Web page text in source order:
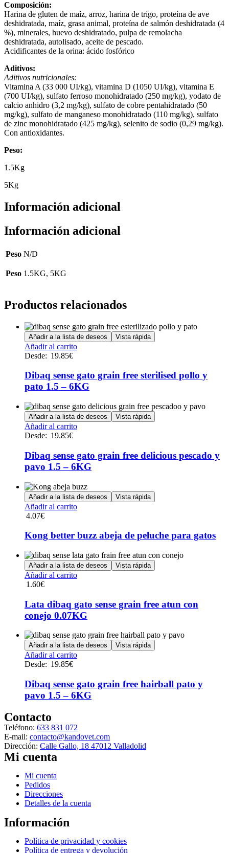
Composición:
Harina de gluten de maíz, arroz, harina de trigo, proteína de ave
deshidratada, maíz, grasa animal, proteína de salmón deshidratada (4
%), minerales, huevo deshidratado, pulpa de remolacha
deshidratada, autolisado, aceite de pescado.
Acidificantes de la orina: ácido fosfórico
Aditivos:
Aditivos nutricionales:
Vitamina A (33 000 UI/kg), vitamina D (1050 UI/kg), vitamina E
(700 UI/kg), sulfato ferroso monohidratado (250 mg/kg), yodato de
calcio anhidro (3,2 mg/kg), sulfato de cobre pentahidratado (50
mg/kg), sulfato de manganeso monohidratado (110 mg/kg), sulfato
de zinc monohidratado (425 mg/kg), selenito de sodio (0,29 mg/kg).
Con antioxidantes.
Peso:
1.5Kg
5Kg
Información adicional
Información adicional
Peso N/D
Peso 1.5KG, 5KG
Productos relacionados
Añadir a la lista de deseos Vista rápida
Añadir al carritoEste
múltiples
variantes.
Las
se
pueden
elegir
página
de
Desde: 19.85€
Dibaq sense gato grain free sterilised pollo y
pato 1.5 – 6KG
Añadir a la lista de deseos Vista rápida
Añadir al carritoEste
múltiples
variantes.
Las
se
pueden
elegir
página
producto
Desde: 19.85€
Dibaq sense gato grain free delicious pescado y
pavo 1.5 – 6KG
Añadir a la lista de deseos Vista rápida
Añadir al carrito
4.07€
Kong better buzz abeja de peluche para gatos
Añadir a la lista de deseos Vista rápida
Añadir al carrito
1.60€
Lata dibaq gato sense grain free atun con
conejo 0.07KG
Añadir a la lista de deseos Vista rápida
Añadir al carritoEste
múltiples
variantes.
Las
pueden
elegir
en
Desde: 19.85€
Dibaq sense gato grain free hairball pato y
pavo 1.5 – 6KG
Contacto
Teléfono: 633 831 072
E-mail: contacto@kandovet.com
Dirección: Calle Gallo, 18 47012 Valladolid
Mi cuenta
Menú
Mi cuenta
Pedidos
Direcciones
Detalles de la cuenta
Información
Menú
Política de privacidad y cookies
Política de entrega y devolución